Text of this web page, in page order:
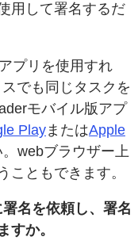
用して署名するだ
プリを使用すれ
でも同じタスクを
モバイル版アプ
PlayまたはApple
webブラウザー上
こともできます。
名を依頼し、署名
すか。